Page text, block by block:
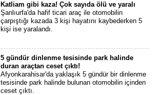
Katliam gibi kaza! Çok sayıda ölü ve yaralı
Şanlıurfa'da hafif ticari araç ile otomobilin
çarpıştığı kazada 3 kişi hayatını kaybederken 5
kişi ise yaralandı.
5 gündür dinlenme tesisinde park halinde
duran araçtan ceset çıktı!
Afyonkarahisar'da yaklaşık 5 gündür bir dinlenme
tesisinde park halinde bulunan otomobilin içinden
ceset çıktı.